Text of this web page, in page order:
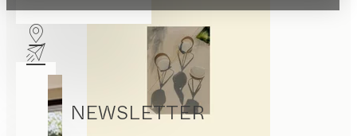
NEWSLETTER